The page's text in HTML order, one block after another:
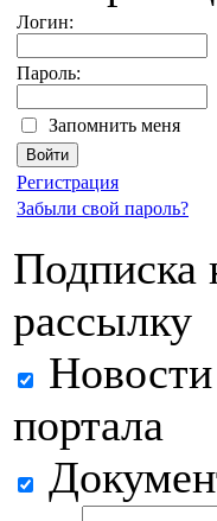
Логин:
Пароль:
Запомнить меня
Регистрация
Забыли свой пароль?
Подписка
рассылку
Новости
портала